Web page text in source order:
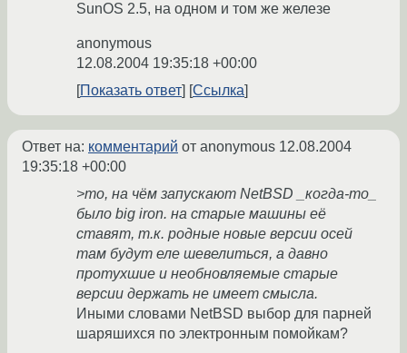
SunOS 2.5, на одном и том же железе
anonymous
12.08.2004 19:35:18 +00:00
Показать ответ
Ссылка
Ответ на: комментарий от anonymous 12.08.2004
19:35:18 +00:00
>то, на чём запускают NetBSD _когда-то_
было big iron. на старые машины её
ставят, т.к. родные новые версии осей
там будут еле шевелиться, а давно
протухшие и необновляемые старые
версии держать не имеет смысла.
Иными словами NetBSD выбор для парней
шаряшихся по электронным помойкам?